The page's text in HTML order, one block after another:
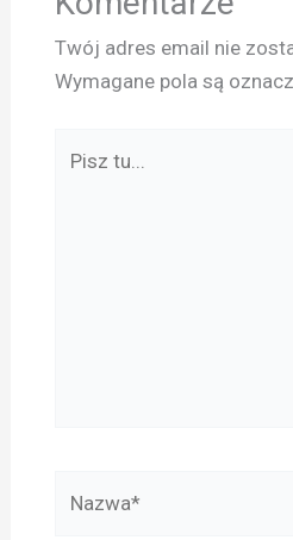
Twój adres email nie
Wymagane pola są